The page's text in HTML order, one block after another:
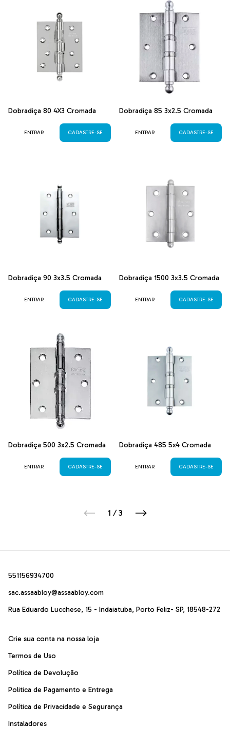
Dobradiça 80 4X3 Cromada
ENTRAR CADASTRE-SE
Dobradiça 85 3x2.5 Cromada
ENTRAR CADASTRE-SE
Dobradiça 90 3x3.5 Cromada
ENTRAR CADASTRE-SE
Dobradiça 1500 3x3.5 Cromada
ENTRAR CADASTRE-SE
Dobradiça 500 3x2.5 Cromada
ENTRAR CADASTRE-SE
Dobradiça 485 5x4 Cromada
ENTRAR CADASTRE-SE
1 / 3
551156934700
sac.assaabloy@assaabloy.com
Rua Eduardo Lucchese, 15 - Indaiatuba, Porto Feliz- SP, 18548-272
Crie sua conta na nossa loja
Termos de Uso
Política de Devolução
Politica de Pagamento e Entrega
Política de Privacidade e Segurança
Instaladores